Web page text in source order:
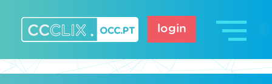
content
login